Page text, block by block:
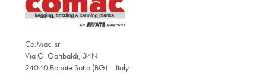
Co.Mac. srl
Via G. Garibaldi, 34N
24040 Bonate Sotto (BG) – Italy